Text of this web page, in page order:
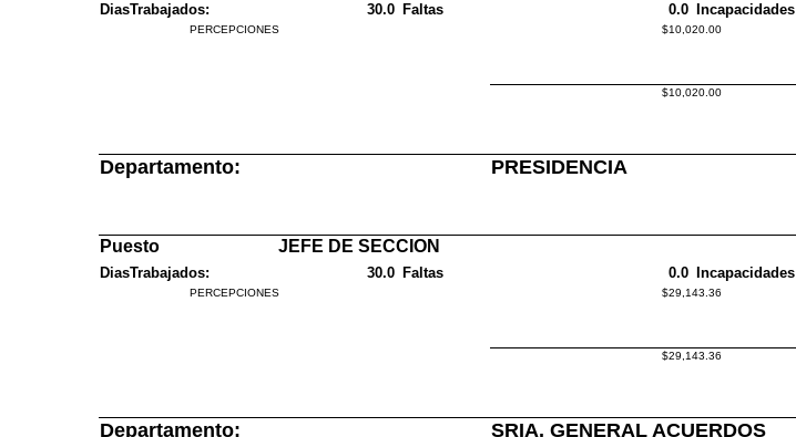
DiasTrabajados: 30.0 Faltas 0.0 Incapacidades
PERCEPCIONES $10,020.00
$10,020.00
Departamento: PRESIDENCIA
Puesto JEFE DE SECCION
DiasTrabajados: 30.0 Faltas 0.0 Incapacidades
PERCEPCIONES $29,143.36
$29,143.36
Departamento: SRIA. GENERAL ACUERDOS